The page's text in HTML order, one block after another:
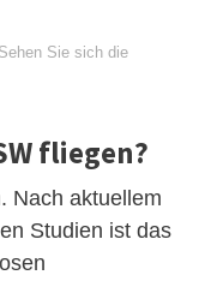
Sehen Sie sich die
fliegen?
Nach aktuellem
Studien ist das